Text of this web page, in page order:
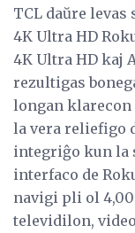
TCL daŭre levas
4K Ultra HD
4K Ultra HD kaj
rezultigas
longan
la vera reliefigo
integriĝo kun la
interfaco de
navigi pli ol
televidilon,